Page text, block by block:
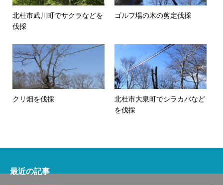
北杜市武川町でサクラなどを
伐採
ゴルフ場の木の剪定伐採
クリ畑を伐採
北杜市大泉町でシラカバなど
を伐採
最近の記事